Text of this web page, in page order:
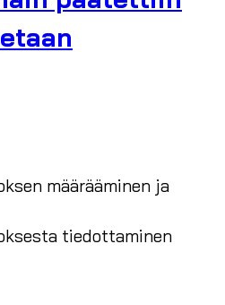
määrääminen ja
tiedottaminen